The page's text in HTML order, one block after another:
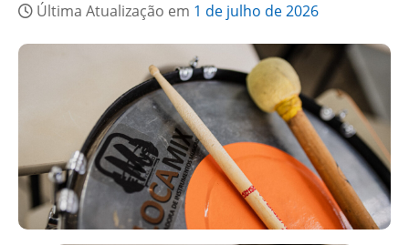
Última Atualização em 1 de julho de 2026